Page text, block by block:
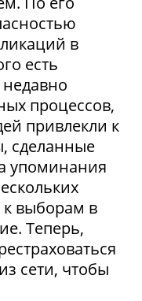
в
есть
процессов,
привлекли к
сделанные
упоминания
к выборам в
Теперь,
сети, чтобы